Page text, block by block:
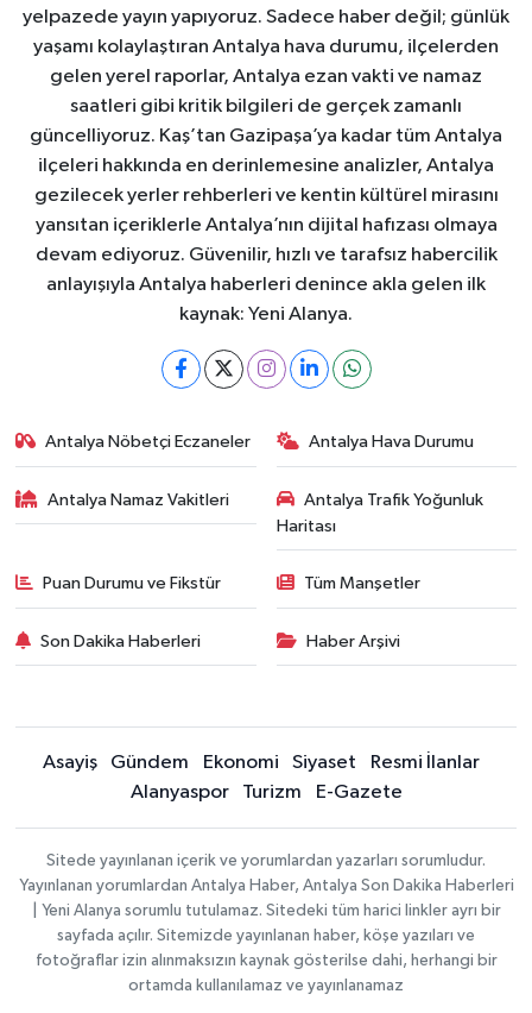
yelpazede yayın yapıyoruz. Sadece haber değil; günlük
yaşamı kolaylaştıran Antalya hava durumu, ilçelerden
gelen yerel raporlar, Antalya ezan vakti ve namaz
saatleri gibi kritik bilgileri de gerçek zamanlı
güncelliyoruz. Kaş’tan Gazipaşa’ya kadar tüm Antalya
ilçeleri hakkında en derinlemesine analizler, Antalya
gezilecek yerler rehberleri ve kentin kültürel mirasını
yansıtan içeriklerle Antalya’nın dijital hafızası olmaya
devam ediyoruz. Güvenilir, hızlı ve tarafsız habercilik
anlayışıyla Antalya haberleri denince akla gelen ilk
kaynak: Yeni Alanya.
Antalya Nöbetçi Eczaneler Antalya Hava Durumu
Antalya Namaz Vakitleri
Antalya Trafik Yoğunluk
Haritası
Puan Durumu ve Fikstür Tüm Manşetler
Son Dakika Haberleri Haber Arşivi
Asayiş Gündem Ekonomi Siyaset
Resmi İlanlar
Alanyaspor
Turizm E-Gazete
Sitede yayınlanan içerik ve yorumlardan yazarları sorumludur.
Yayınlanan yorumlardan Antalya Haber, Antalya Son Dakika Haberleri
| Yeni Alanya sorumlu tutulamaz. Sitedeki tüm harici linkler ayrı bir
sayfada açılır. Sitemizde yayınlanan haber, köşe yazıları ve
fotoğraflar izin alınmaksızın kaynak gösterilse dahi, herhangi bir
ortamda kullanılamaz ve yayınlanamaz